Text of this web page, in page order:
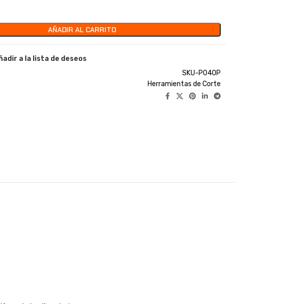
AÑADIR AL CARRITO
a la lista de deseos
SKU-P040P
Herramientas de Corte